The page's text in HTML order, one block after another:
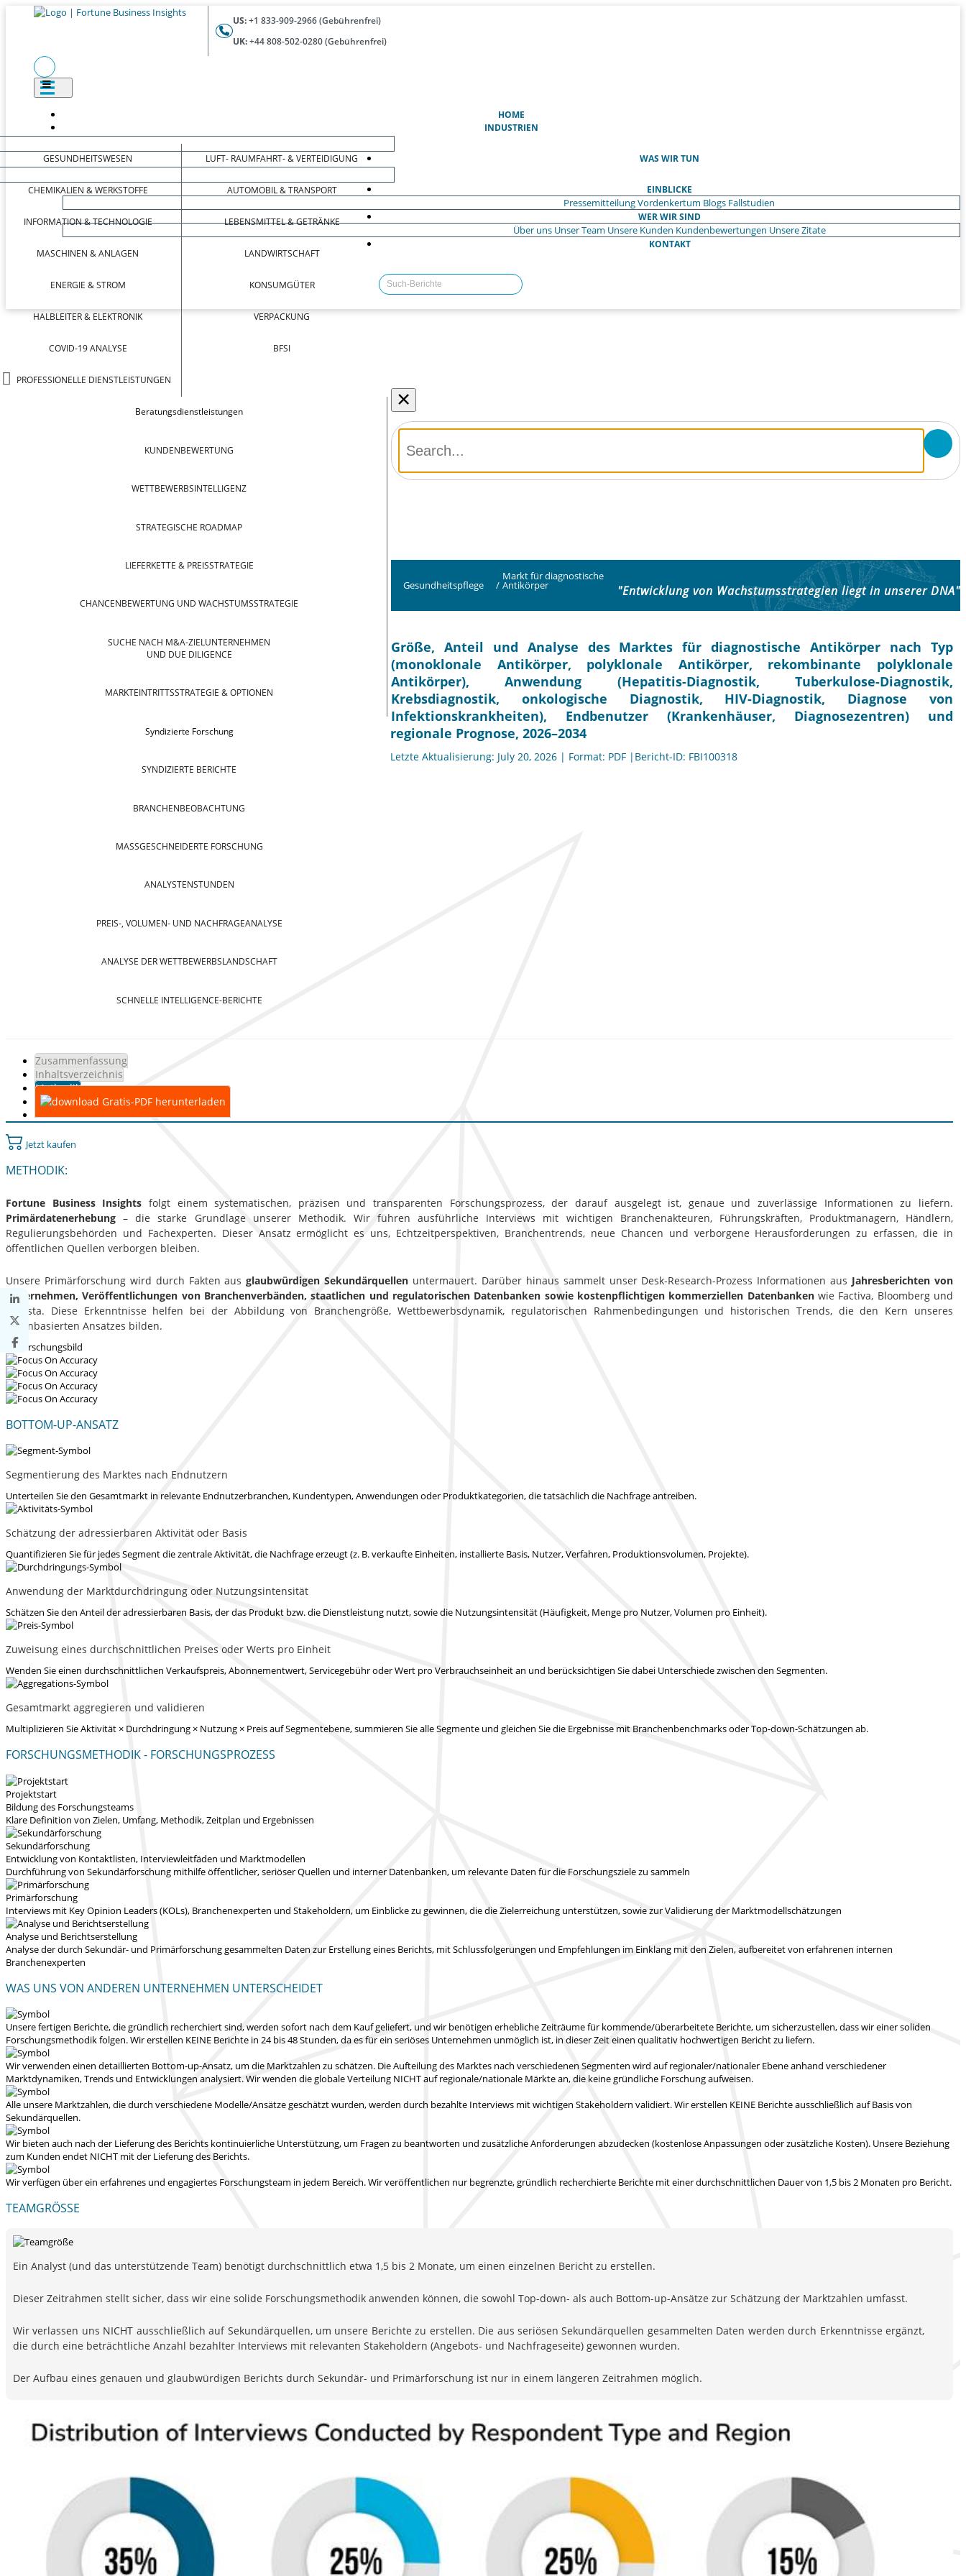
US:+1 833-909-2966 (Gebührenfrei)
UK:+44 808-502-0280 (Gebührenfrei)
HOME
INDUSTRIEN
GESUNDHEITSWESEN
CHEMIKALIEN & WERKSTOFFE
INFORMATION & TECHNOLOGIE
MASCHINEN & ANLAGEN
ENERGIE & STROM
HALBLEITER & ELEKTRONIK
COVID-19 ANALYSE
PROFESSIONELLE DIENSTLEISTUNGEN
LUFT- RAUMFAHRT- & VERTEIDIGUNG
AUTOMOBIL & TRANSPORT
LEBENSMITTEL & GETRÄNKE
LANDWIRTSCHAFT
KONSUMGÜTER
VERPACKUNG
BFSI
WAS WIR TUN
Beratungsdienstleistungen
KUNDENBEWERTUNG
WETTBEWERBSINTELLIGENZ
STRATEGISCHE ROADMAP
LIEFERKETTE & PREISSTRATEGIE
CHANCENBEWERTUNG UND WACHSTUMSSTRATEGIE
SUCHE NACH M&A-ZIELUNTERNEHMEN
UND DUE DILIGENCE
MARKTEINTRITTSSTRATEGIE & OPTIONEN
Syndizierte Forschung
SYNDIZIERTE BERICHTE
BRANCHENBEOBACHTUNG
MASSGESCHNEIDERTE FORSCHUNG
ANALYSTENSTUNDEN
PREIS-, VOLUMEN- UND NACHFRAGEANALYSE
ANALYSE DER WETTBEWERBSLANDSCHAFT
SCHNELLE INTELLIGENCE-BERICHTE
EINBLICKE
PressemitteilungVordenkertum Blogs Fallstudien
WER WIR SIND
Über uns Unser Team Unsere Kunden Kundenbewertungen Unsere Zitate
KONTAKT
×
Gesundheitspflege /
Markt für diagnostische
Antikörper "Entwicklung von Wachstumsstrategien liegt in unserer DNA"
Größe, Anteil und Analyse des Marktes für diagnostische Antikörper nach Typ
(monoklonale Antikörper, polyklonale Antikörper, rekombinante polyklonale
Antikörper), Anwendung (Hepatitis-Diagnostik, Tuberkulose-Diagnostik,
Krebsdiagnostik, onkologische Diagnostik, HIV-Diagnostik, Diagnose von
Infektionskrankheiten), Endbenutzer (Krankenhäuser, Diagnosezentren) und
regionale Prognose, 2026–2034
Letzte Aktualisierung: July 20, 2026 | Format: PDF |Bericht-ID: FBI100318
Zusammenfassung
Inhaltsverzeichnis
Methodik
Gratis-PDF herunterladen
Jetzt kaufen
METHODIK:
Fortune Business Insights folgt einem systematischen, präzisen und transparenten Forschungsprozess, der darauf ausgelegt ist, genaue und zuverlässige Informationen zu liefern.
Primärdatenerhebung – die starke Grundlage unserer Methodik. Wir führen ausführliche Interviews mit wichtigen Branchenakteuren, Führungskräften, Produktmanagern, Händlern,
Regulierungsbehörden und Fachexperten. Dieser Ansatz ermöglicht es uns, Echtzeitperspektiven, Branchentrends, neue Chancen und verborgene Herausforderungen zu erfassen, die in
öffentlichen Quellen verborgen bleiben.
Unsere Primärforschung wird durch Fakten ausglaubwürdigen Sekundärquellen untermauert. Darüber hinaus sammelt unser Desk-Research-Prozess Informationen aus Jahresberichten von
Unternehmen, Veröffentlichungen von Branchenverbänden, staatlichen und regulatorischen Datenbanken sowie kostenpflichtigen kommerziellen Datenbankenwie Factiva, Bloomberg und
Statista. Diese Erkenntnisse helfen bei der Abbildung von Branchengröße, Wettbewerbsdynamik, regulatorischen Rahmenbedingungen und historischen Trends, die den Kern unseres
datenbasierten Ansatzes bilden.
BOTTOM-UP-ANSATZ
Segmentierung des Marktes nach Endnutzern
Unterteilen Sie den Gesamtmarkt in relevante Endnutzerbranchen, Kundentypen, Anwendungen oder Produktkategorien, die tatsächlich die Nachfrage antreiben.
Schätzung der adressierbaren Aktivität oder Basis
Quantifizieren Sie für jedes Segment die zentrale Aktivität, die Nachfrage erzeugt (z. B. verkaufte Einheiten, installierte Basis, Nutzer, Verfahren, Produktionsvolumen, Projekte).
Anwendung der Marktdurchdringung oder Nutzungsintensität
Schätzen Sie den Anteil der adressierbaren Basis, der das Produkt bzw. die Dienstleistung nutzt, sowie die Nutzungsintensität (Häufigkeit, Menge pro Nutzer, Volumen pro Einheit).
Zuweisung eines durchschnittlichen Preises oder Werts pro Einheit
Wenden Sie einen durchschnittlichen Verkaufspreis, Abonnementwert, Servicegebühr oder Wert pro Verbrauchseinheit an und berücksichtigen Sie dabei Unterschiede zwischen den Segmenten.
Gesamtmarkt aggregieren und validieren
Multiplizieren Sie Aktivität × Durchdringung × Nutzung × Preis auf Segmentebene, summieren Sie alle Segmente und gleichen Sie die Ergebnisse mit Branchenbenchmarks oder Top-down-Schätzungen ab.
FORSCHUNGSMETHODIK - FORSCHUNGSPROZESS
Projektstart
Bildung des Forschungsteams
Klare Definition von Zielen, Umfang, Methodik, Zeitplan und Ergebnissen
Sekundärforschung
Entwicklung von Kontaktlisten, Interviewleitfäden und Marktmodellen
Durchführung von Sekundärforschung mithilfe öffentlicher, seriöser Quellen und interner Datenbanken, um relevante Daten für die Forschungsziele zu sammeln
Primärforschung
Interviews mit Key Opinion Leaders (KOLs), Branchenexperten und Stakeholdern, um Einblicke zu gewinnen, die die Zielerreichung unterstützen, sowie zur Validierung der Marktmodellschätzungen
Analyse und Berichtserstellung
Analyse der durch Sekundär- und Primärforschung gesammelten Daten zur Erstellung eines Berichts, mit Schlussfolgerungen und Empfehlungen im Einklang mit den Zielen, aufbereitet von erfahrenen internen
Branchenexperten
WAS UNS VON ANDEREN UNTERNEHMEN UNTERSCHEIDET
Unsere fertigen Berichte, die gründlich recherchiert sind, werden sofort nach dem Kauf geliefert, und wir benötigen erhebliche Zeiträume für kommende/überarbeitete Berichte, um sicherzustellen, dass wir einer soliden
Forschungsmethodik folgen.Wir erstellen KEINE Berichte in 24 bis 48 Stunden, da es für ein seriöses Unternehmen unmöglich ist, in dieser Zeit einen qualitativ hochwertigen Bericht zu liefern.
Wir verwenden einen detaillierten Bottom-up-Ansatz, um die Marktzahlen zu schätzen. Die Aufteilung des Marktes nach verschiedenen Segmenten wird auf regionaler/nationaler Ebene anhand verschiedener
Marktdynamiken, Trends und Entwicklungen analysiert.Wir wenden die globale Verteilung NICHT auf regionale/nationale Märkte an, die keine gründliche Forschung aufweisen.
Alle unsere Marktzahlen, die durch verschiedene Modelle/Ansätze geschätzt wurden, werden durch bezahlte Interviews mit wichtigen Stakeholdern validiert.Wir erstellen KEINE Berichte ausschließlich auf Basis von
Sekundärquellen.
Wir bieten auch nach der Lieferung des Berichts kontinuierliche Unterstützung, um Fragen zu beantworten und zusätzliche Anforderungen abzudecken (kostenlose Anpassungen oder zusätzliche Kosten). Unsere Beziehung
zum Kunden endet NICHT mit der Lieferung des Berichts.
Wir verfügen über ein erfahrenes und engagiertes Forschungsteam in jedem Bereich. Wir veröffentlichen nur begrenzte, gründlich recherchierte Berichte miteiner durchschnittlichen Dauer von 1,5 bis 2 Monaten pro Bericht.
TEAMGRÖSSE
Ein Analyst (und das unterstützende Team) benötigt durchschnittlich etwa 1,5 bis 2 Monate, um einen einzelnen Bericht zu erstellen.
Dieser Zeitrahmen stellt sicher, dass wir eine solide Forschungsmethodik anwenden können, die sowohl Top-down- als auch Bottom-up-Ansätze zur Schätzung der Marktzahlen umfasst.
Wir verlassen uns NICHT ausschließlich auf Sekundärquellen, um unsere Berichte zu erstellen. Die aus seriösen Sekundärquellen gesammelten Daten werden durch Erkenntnisse ergänzt,
die durch eine beträchtliche Anzahl bezahlter Interviews mit relevanten Stakeholdern (Angebots- und Nachfrageseite) gewonnen wurden.
Der Aufbau eines genauen und glaubwürdigen Berichts durch Sekundär- und Primärforschung ist nur in einem längeren Zeitrahmen möglich.